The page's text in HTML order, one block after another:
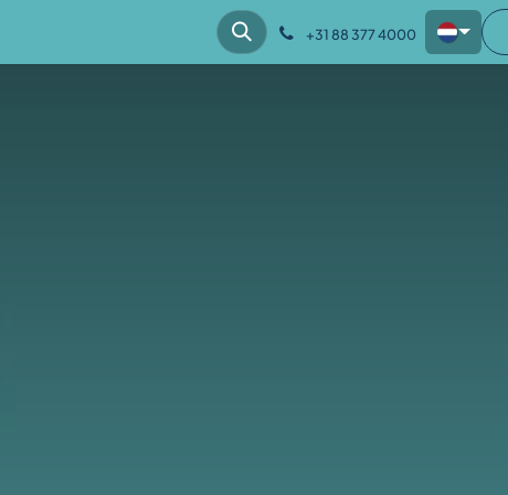
Kennis Over ons+31 88 377 4000